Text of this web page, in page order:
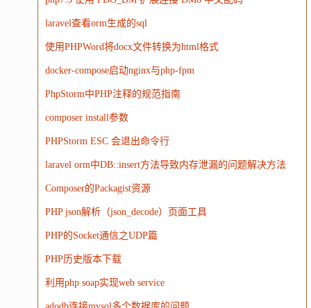
WordPress HTTP 团建 数码电器
laravel查看orm生成的sql
使用PHPWord将docx文件转换为html格式
docker-compose启动nginx与php-fpm
PhpStorm中PHP注释的规范指南
composer install参数
PHPStorm ESC 会退出命令行
laravel orm中DB::insert方法导致内存泄漏的问题解决方法
Composer的Packagist资源
PHP json解析（json_decode）页面工具
PHP的Socket通信之UDP篇
PHP历史版本下载
利用php soap实现web service